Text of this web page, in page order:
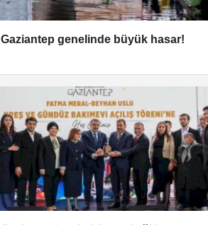
Gaziantep genelinde büyük hasar!